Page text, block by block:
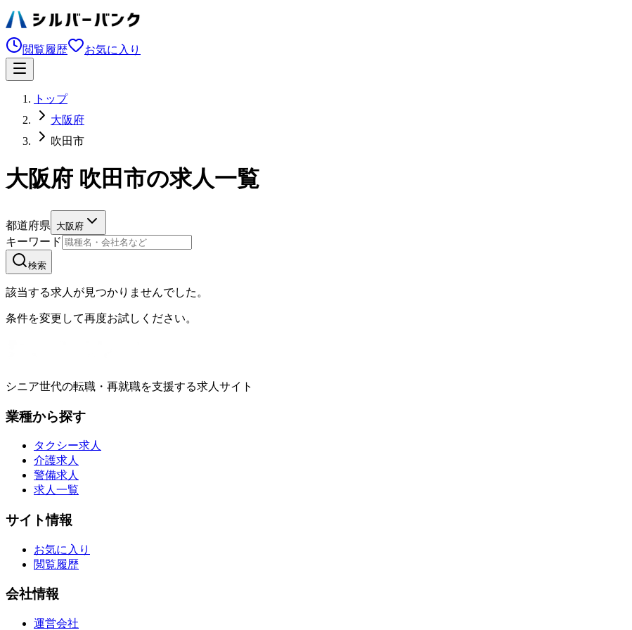
閲覧履歴 お気に入り
トップ
大阪府
吹田市
大阪府 吹田市の求人一覧
都道府県 大阪府
キーワード
検索
該当する求人が見つかりませんでした。
条件を変更して再度お試しください。
シニア世代の転職・再就職を支援する求人サイト
業種から探す
タクシー求人
介護求人
警備求人
求人一覧
サイト情報
お気に入り
閲覧履歴
会社情報
運営会社